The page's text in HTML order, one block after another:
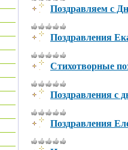
Поздравляем с
Поздравления
Стихотворные
Поздравления с
Поздравления